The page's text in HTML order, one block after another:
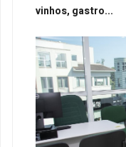
vinhos, gastro...